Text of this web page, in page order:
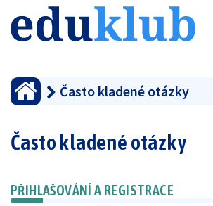
Často kladené otázky
Často kladené otázky
PŘIHLAŠOVÁNÍ A REGISTRACE